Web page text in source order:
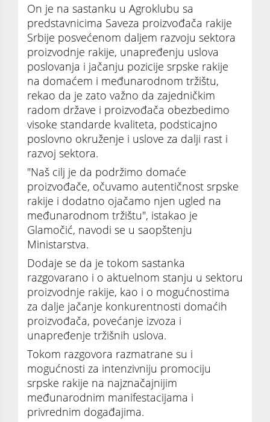
On je na sastanku u Agroklubu sa
predstavnicima Saveza proizvođača rakije
Srbije posvećenom daljem razvoju sektora
proizvodnje rakije, unapređenju uslova
poslovanja i jačanju pozicije srpske rakije
na domaćem i međunarodnom tržištu,
rekao da je zato važno da zajedničkim
radom države i proizvođača obezbedimo
visoke standarde kvaliteta, podsticajno
poslovno okruženje i uslove za dalji rast i
razvoj sektora.
"Naš cilj je da podržimo domaće
proizvođače, očuvamo autentičnost srpske
rakije i dodatno ojačamo njen ugled na
međunarodnom tržištu", istakao je
Glamočić, navodi se u saopštenju
Ministarstva.
Dodaje se da je tokom sastanka
razgovarano i o aktuelnom stanju u sektoru
proizvodnje rakije, kao i o mogućnostima
za dalje jačanje konkurentnosti domaćih
proizvođača, povećanje izvoza i
unapređenje tržišnih uslova.
Tokom razgovora razmatrane su i
mogućnosti za intenzivniju promociju
srpske rakije na najznačajnijim
međunarodnim manifestacijama i
privrednim događajima.